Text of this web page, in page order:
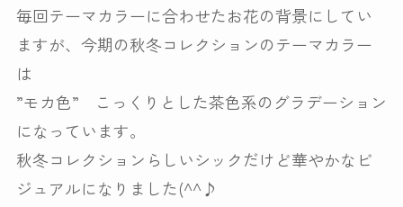
毎回テーマカラーに合わせたお花の背景にしてい
ますが、今期の秋冬コレクションのテーマカラー
は
”モカ色” こっくりとした茶色系のグラデーション
になっています。
秋冬コレクションらしいシックだけど華やかなビ
ジュアルになりました(^^♪